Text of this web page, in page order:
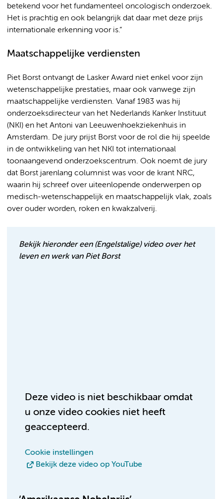
betekend voor het fundamenteel oncologisch onderzoek.
Het is prachtig en ook belangrijk dat daar met deze prijs
internationale erkenning voor is.“
Maatschappelijke verdiensten
Piet Borst ontvangt de Lasker Award niet enkel voor zijn
wetenschappelijke prestaties, maar ook vanwege zijn
maatschappelijke verdiensten. Vanaf 1983 was hij
onderzoeksdirecteur van het Nederlands Kanker Instituut
(NKI) en het Antoni van Leeuwenhoekziekenhuis in
Amsterdam. De jury prijst Borst voor de rol die hij speelde
in de ontwikkeling van het NKI tot internationaal
toonaangevend onderzoekscentrum. Ook noemt de jury
dat Borst jarenlang columnist was voor de krant NRC,
waarin hij schreef over uiteenlopende onderwerpen op
medisch-wetenschappelijk en maatschappelijk vlak, zoals
over ouder worden, roken en kwakzalverij.
Bekijk hieronder een (Engelstalige) video over het
leven en werk van Piet Borst
Deze video is niet beschikbaar omdat
u onze video cookies niet heeft
geaccepteerd.
Cookie instellingen
Bekijk deze video op YouTube